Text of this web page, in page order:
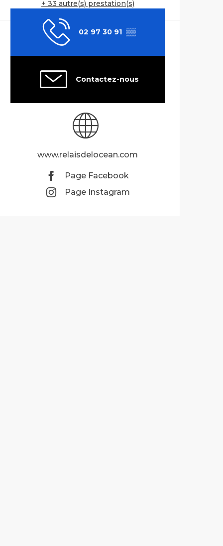
+ 33 autre(s) prestation(s)
02 97 30 91 ▒▒
Contactez-nous
www.relaisdelocean.com
Page Facebook
Page Instagram